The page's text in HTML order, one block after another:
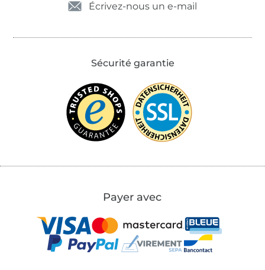
Écrivez-nous un e-mail
Sécurité garantie
Payer avec